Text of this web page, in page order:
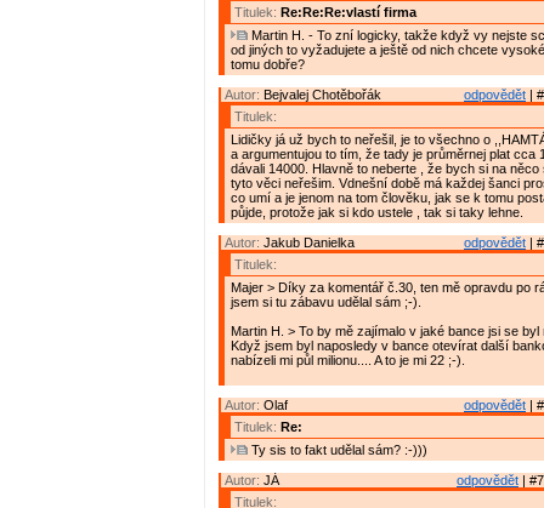
Titulek: Re:Re:Re:vlastí firma
Martin H. - To zní logicky, takže když vy nejste
od jiných to vyžadujete a ještě od nich chcete
tomu dobře?
odpovědět |
Autor: Bejvalej Chotěbořák
Titulek:
Lidičky já už bych to neřešil, je to všechno o
a argumentujou to tím, že tady je průměrnej plat cca
dávali 14000. Hlavně to neberte , že bych si na něco
tyto věci neřešim. Vdnešní době má každej šanci
co umí a je jenom na tom člověku, jak se k tomu
půjde, protože jak si kdo ustele , tak si taky lehne.
odpovědět |
Autor: Jakub Danielka
Titulek:
Majer > Díky za komentář č.30, ten mě opravdu po
jsem si tu zábavu udělal sám ;-).
Martin H. > To by mě zajímalo v jaké bance jsi se byl
Když jsem byl naposledy v bance otevírat další
nabízeli mi půl milionu.... A to je mi 22 ;-).
odpovědět |
Autor: Olaf
Titulek: Re:
Ty sis to fakt udělal sám? :-)))
odpovědět |
Autor: JÁ
Titulek: